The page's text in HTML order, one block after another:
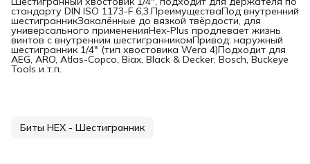
стандарту DIN ISO 1173-F 6,3.ПреимуществаПод внутренний
шестигранникЗакалённые до вязкой твёрдости, для
универсального примененияHex-Plus продлевает жизнь
винтов с внутренним шестигранникомПривод: наружный
шестигранник 1/4" (тип хвостовика Wera 4)Подходит для
AEG, ARO, Atlas-Copco, Biax, Black & Decker, Bosch, Buckeye
Tools и т.п.
Биты HEX - Шестигранник